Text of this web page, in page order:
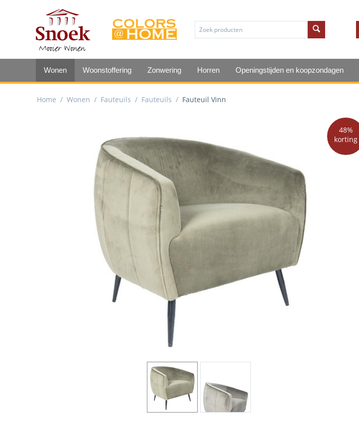
Wonen Woonstoffering Zonwering Horren Openingstijden en koopzondagen
Home / Wonen / Fauteuils / Fauteuils / Fauteuil Vinn
48%
korting